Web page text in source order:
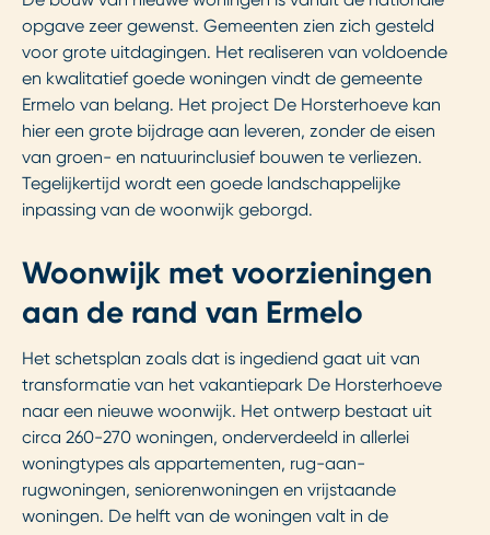
opgave zeer gewenst. Gemeenten zien zich gesteld
voor grote uitdagingen. Het realiseren van voldoende
en kwalitatief goede woningen vindt de gemeente
Ermelo van belang. Het project De Horsterhoeve kan
hier een grote bijdrage aan leveren, zonder de eisen
van groen- en natuurinclusief bouwen te verliezen.
Tegelijkertijd wordt een goede landschappelijke
inpassing van de woonwijk geborgd.
Woonwijk met voorzieningen
aan de rand van Ermelo
Het schetsplan zoals dat is ingediend gaat uit van
transformatie van het vakantiepark De Horsterhoeve
naar een nieuwe woonwijk. Het ontwerp bestaat uit
circa 260-270 woningen, onderverdeeld in allerlei
woningtypes als appartementen, rug-aan-
rugwoningen, seniorenwoningen en vrijstaande
woningen. De helft van de woningen valt in de